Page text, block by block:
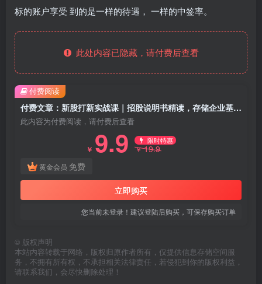
标的账户享受 到的是一样的待遇， 一样的中签率。
此处内容已隐藏，请付费后查看
付费文章：新股打新实战课｜招股说明书精读，存储企业基本面完整解读
此内容为付费阅读，请付费后查看
￥ 9.9 限时特惠
￥19.9
黄金会员 免费
立即购买
您当前未登录！建议登陆后购买，可保存购买订单
付费阅读
© 版权声明
本站内容转载于网络，版权归原作者所有，仅提供信息存储空间服
务，不拥有所有权，不承担相关法律责任，若侵犯到你的版权利益，
请联系我们，会尽快删除处理！